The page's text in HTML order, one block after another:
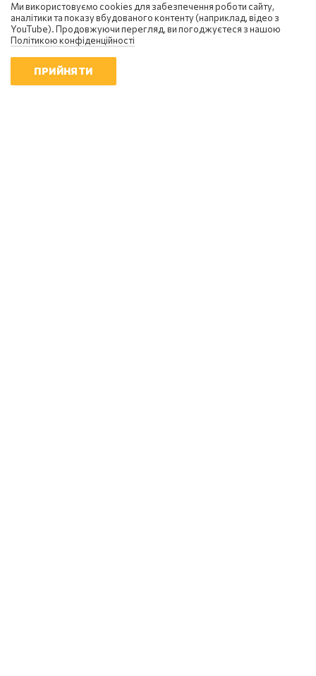
Ми використовуємо cookies для забезпечення роботи сайту,
аналітики та показу вбудованого контенту (наприклад, відео з
YouTube). Продовжуючи перегляд, ви погоджуєтеся з нашою
Політикою конфіденційності
ПРИЙНЯТИ